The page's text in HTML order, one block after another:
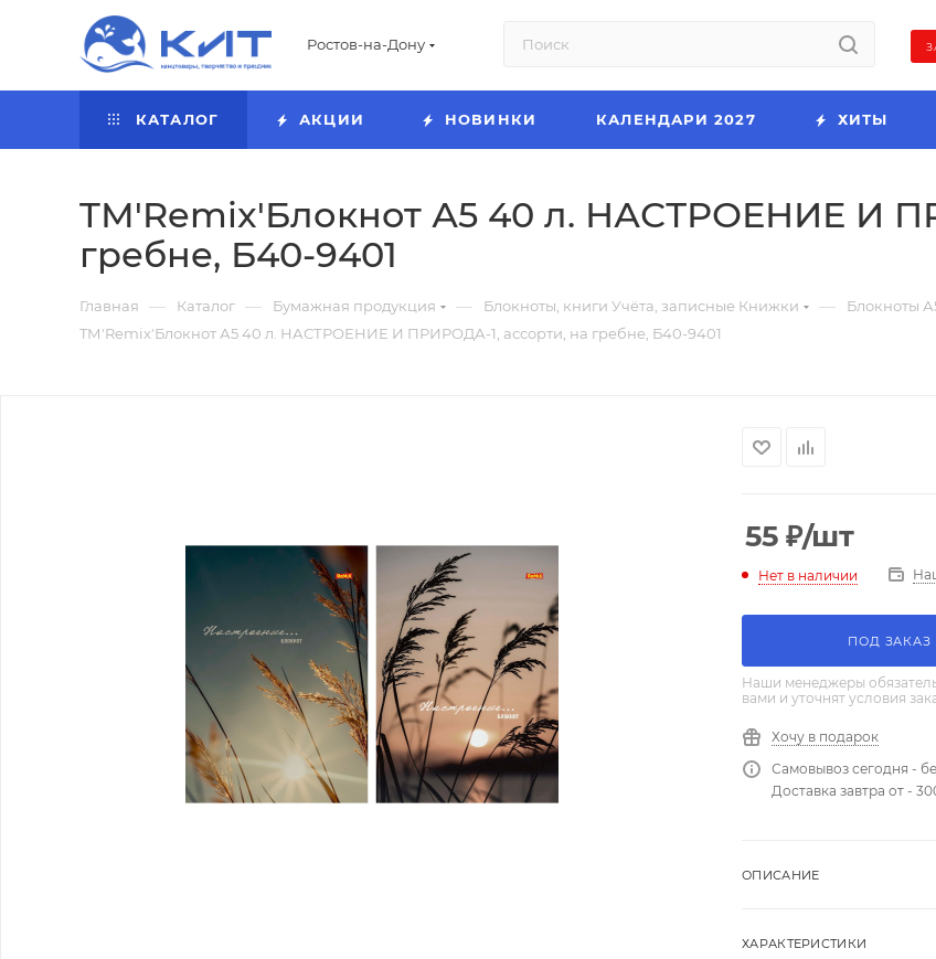
Ростов-на-Дону
КАТАЛОГ АКЦИИ НОВИНКИ КАЛЕНДАРИ 2027 ХИТЫ
TМ'Remix'Блокнот А5 40 л. НАСТРОЕНИЕ И
гребне, Б40-9401
Главная — Каталог — Бумажная продукция — Блокноты, книги Учёта, записные Книжки — Блокноты
TМ'Remix'Блокнот А5 40 л. НАСТРОЕНИЕ И ПРИРОДА-1, ассорти, на гребне, Б40-9401
55 ₽/шт
Нет в наличии
ПОД ЗАКАЗ
Наши менеджеры
вами и уточнят условия
Хочу в подарок
Самовывоз сегодня -
Доставка завтра от -
ОПИСАНИЕ
ХАРАКТЕРИСТИКИ